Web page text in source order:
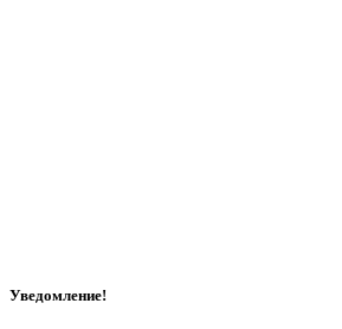
Уведомление!